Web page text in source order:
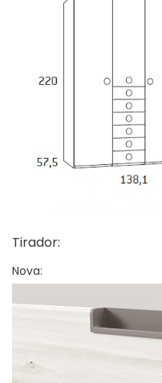
Tirador:
Nova: